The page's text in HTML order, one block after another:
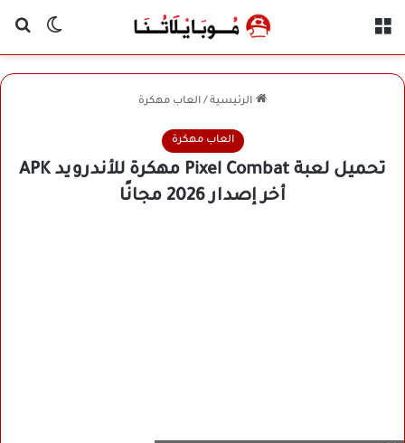
الوضع
الرئيسية / العاب مهكرة
العاب مهكرة
تحميل لعبة Pixel Combat مهكرة للأندرويد APK
أخر إصدار 2026 مجانًا